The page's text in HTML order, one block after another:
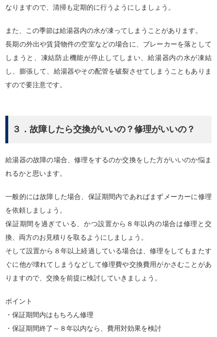
なりますので、清掃も定期的に行うようにしましょう。
また、この季節は給湯器内の水が凍ってしまうことがあります。
長期の外出や賃貸物件の空室などの場合に、ブレーカーを落として
しまうと、凍結防止機能が停止してしまい、給湯器内の水が凍結
し、膨張して、給湯器やその配管を破裂させてしまうこともありま
すので要注意です。
３．故障したら交換がいいの？修理がいいの？
給湯器の故障の場合、修理をするのか交換をした方がいいのか悩ま
れるかと思います。
一般的には故障した場合、保証期間内であればまずメーカーに修理
を依頼しましょう。
保証期間を過ぎている、かつ設置から８年以内の場合は修理と交
換、両方のお見積りを取るようにしましょう。
そして設置から８年以上経過している場合は、修理をしてもまたす
ぐに他が壊れてしまうなどして修理費や交換費用がかさむことがあ
りますので、交換を前提に検討していきましょう。
ポイント
・保証期間内はもちろん修理
・保証期間終了～８年以内なら、費用対効果を検討